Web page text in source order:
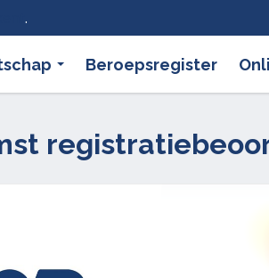
.
Beroepsregister